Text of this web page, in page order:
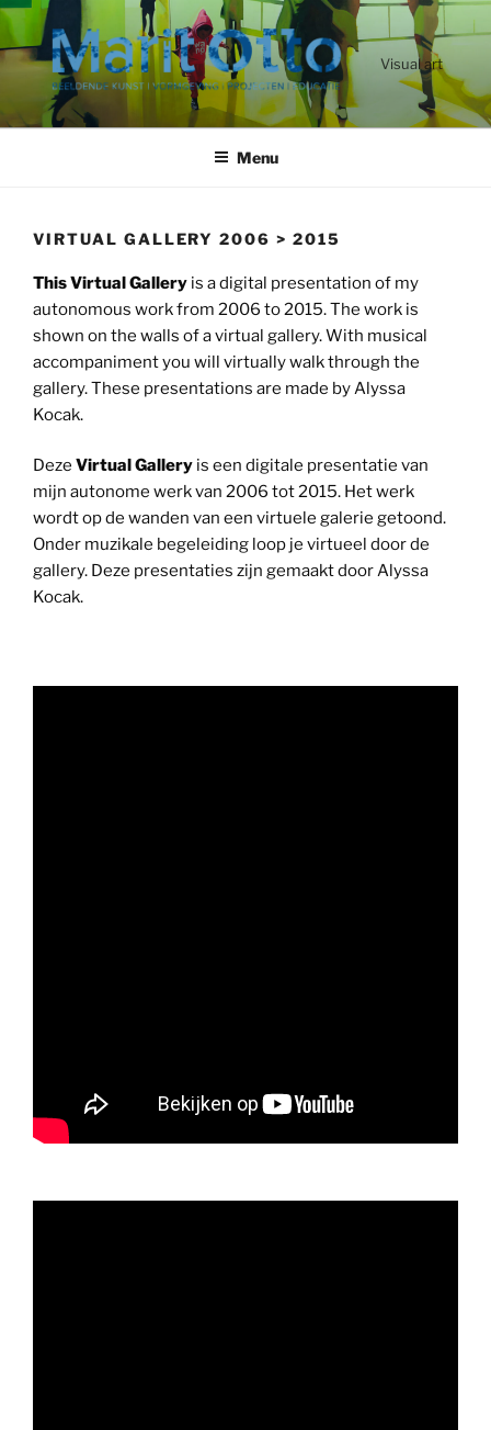
Ga
naar
de
Visual art
Menu
VIRTUAL GALLERY 2006 > 2015
This Virtual Gallery is a digital presentation of my
autonomous work from 2006 to 2015. The work is
shown on the walls of a virtual gallery. With musical
accompaniment you will virtually walk through the
gallery. These presentations are made by Alyssa
Kocak.
Deze Virtual Gallery is een digitale presentatie van
mijn autonome werk van 2006 tot 2015. Het werk
wordt op de wanden van een virtuele galerie getoond.
Onder muzikale begeleiding loop je virtueel door de
gallery. Deze presentaties zijn gemaakt door Alyssa
Kocak.